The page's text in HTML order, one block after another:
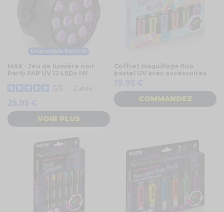
Disponible bientôt
MAX - Jeu de lumière noir
Party PAR UV 12 LEDs 1W
5 5 - 2 avis
25,95 €
VOIR PLUS
Coffret maquillage fluo
pastel UV avec accessoires
19,95 €
COMMANDEZ